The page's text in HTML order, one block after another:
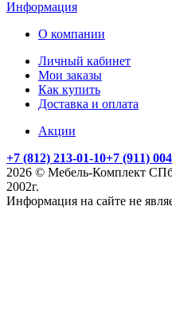
Информация
О компании
Личный кабинет
Мои заказы
Как купить
Доставка и оплата
Акции
+7 (812) 213-01-10+7 (911)
2026 © Мебель-Комплект
2002г.
Информация на сайте не